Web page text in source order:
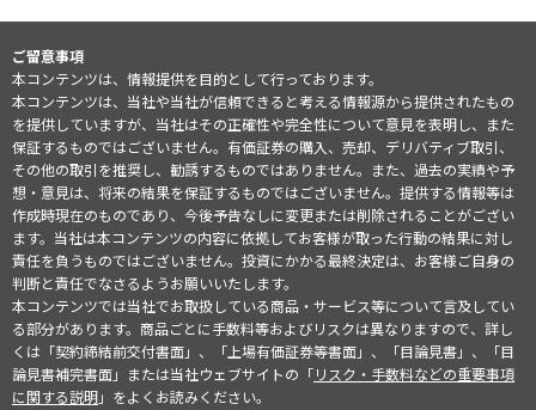
ご留意事項
本コンテンツは、情報提供を目的として行っております。
本コンテンツは、当社や当社が信頼できると考える情報源から提供されたもの
を提供していますが、当社はその正確性や完全性について意見を表明し、また
保証するものではございません。有価証券の購入、売却、デリバティブ取引、
その他の取引を推奨し、勧誘するものではありません。また、過去の実績や予
想・意見は、将来の結果を保証するものではございません。提供する情報等は
作成時現在のものであり、今後予告なしに変更または削除されることがござい
ます。当社は本コンテンツの内容に依拠してお客様が取った行動の結果に対し
責任を負うものではございません。投資にかかる最終決定は、お客様ご自身の
判断と責任でなさるようお願いいたします。
本コンテンツでは当社でお取扱している商品・サービス等について言及してい
る部分があります。商品ごとに手数料等およびリスクは異なりますので、詳し
くは「契約締結前交付書面」、「上場有価証券等書面」、「目論見書」、「目
論見書補完書面」または当社ウェブサイトの「リスク・手数料などの重要事項
に関する説明」をよくお読みください。